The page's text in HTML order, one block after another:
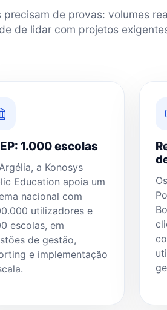
de provas: volumes
de lidar com projetos
1.000 escolas
a Konosys
Education apoia um
nacional com
utilizadores e
escolas, em
de gestão,
e implementação